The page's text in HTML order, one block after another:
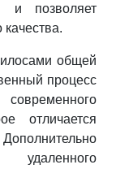
и позволяет
общей
процесс
отличается